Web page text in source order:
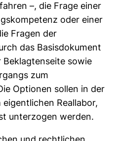
–, die Frage einer
oder einer
Fragen der
das Basisdokument
sowie
zum
Optionen sollen in der
Reallabor,
unterzogen werden.